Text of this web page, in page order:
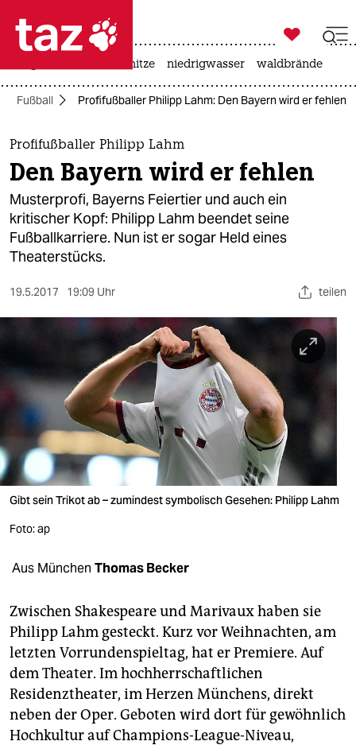
 taz zahl ich
taz zahl ich
themen
politik
öko
gesellschaft
kultur
sport
nord
wahrheit
verlag
verlag
veranstaltungen
unterstützen
abo
genossenschaft
epaper login

taz zahl ich
hitze niedrigwasser waldbrände
Fußball Profifußballer Philipp Lahm: Den Bayern wird er fehlen
Profifußballer Philipp Lahm
Den Bayern wird er fehlen
Musterprofi, Bayerns Feiertier und auch ein
kritischer Kopf: Philipp Lahm beendet seine
Fußballkarriere. Nun ist er sogar Held eines
Theaterstücks.
19.5.2017 19:09 Uhr teilen
Gibt sein Trikot ab – zumindest symbolisch Gesehen: Philipp Lahm
Foto: ap
Aus München Thomas Becker
Zwischen Shakespeare und Marivaux haben sie
Philipp Lahm gesteckt. Kurz vor Weihnachten, am
letzten Vorrundenspieltag, hat er Premiere. Auf
dem Theater. Im hochherrschaftlichen
Residenztheater, im Herzen Münchens, direkt
neben der Oper. Geboten wird dort für gewöhnlich
Hochkultur auf Champions-League-Niveau,